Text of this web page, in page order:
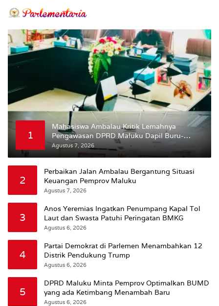
1
Mahasiswa Ambalau Kritik Lemahnya
Pengawasan DPRD Maluku Dapil Buru-
Bursel Terhadap Proses Perubahan Status
Jalan
Agustus 7, 2026
2
Perbaikan Jalan Ambalau Bergantung Situasi
Keuangan Pemprov Maluku
Agustus 7, 2026
3
Anos Yeremias Ingatkan Penumpang Kapal Tol
Laut dan Swasta Patuhi Peringatan BMKG
Agustus 6, 2026
4
Partai Demokrat di Parlemen Menambahkan 12
Distrik Pendukung Trump
Agustus 6, 2026
5
DPRD Maluku Minta Pemprov Optimalkan BUMD
yang ada Ketimbang Menambah Baru
Agustus 6, 2026